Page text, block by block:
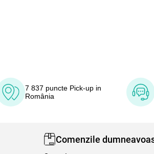
7 837 puncte Pick-up in
România
Comenzile